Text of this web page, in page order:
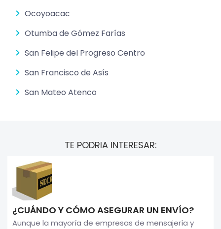
Ocoyoacac
Otumba de Gómez Farías
San Felipe del Progreso Centro
San Francisco de Asís
San Mateo Atenco
TE PODRIA INTERESAR:
¿CUÁNDO Y CÓMO ASEGURAR UN ENVÍO?
Aunque la mayoría de empresas de mensajería y